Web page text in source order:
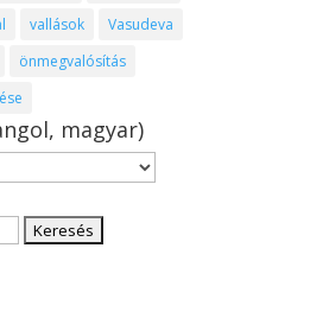
vallások
Vasudeva
önmegvalósítás
magyar)